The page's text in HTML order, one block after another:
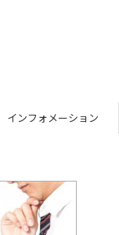
インフォメーション